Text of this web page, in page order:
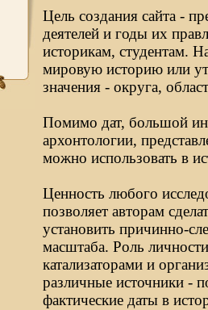
Цель создания сайта -
деятелей и годы их
историкам, студентам.
мировую историю или
значения - округа,
Помимо дат, большой
архонтологии,
можно использовать в
Ценность любого
позволяет авторам
установить причинно-
масштаба. Роль
катализаторами и
различные источники -
фактические даты в